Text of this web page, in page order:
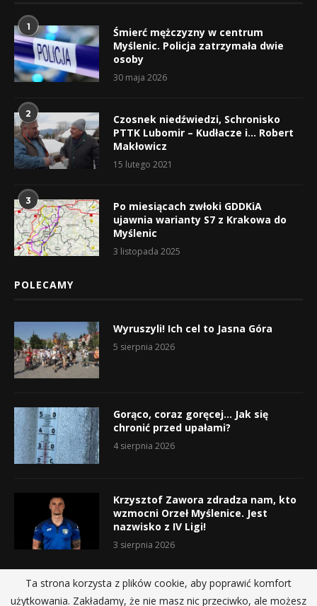
1
Śmierć mężczyzny w centrum
Myślenic. Policja zatrzymała dwie
osoby
30 maja 2026
2
Czosnek niedźwiedzi, Schronisko
PTTK Lubomir – Kudłacze i… Robert
Makłowicz
15 lutego 2021
3
Po miesiącach zwłoki GDDKiA
ujawnia warianty S7 z Krakowa do
Myślenic
3 listopada 2025
POLECAMY
Wyruszyli! Ich cel to Jasna Góra
5 sierpnia 2026
Gorąco, coraz goręcej… Jak się
chronić przed upałami?
4 sierpnia 2026
Krzysztof Zawora zdradza nam, kto
wzmocni Orzeł Myślenice. Jest
nazwisko z IV Ligi!
3 sierpnia 2026
Ta strona korzysta z plików cookie, aby poprawić komfort
użytkowania. Zakładamy, że nie masz nic przeciwko, ale możesz